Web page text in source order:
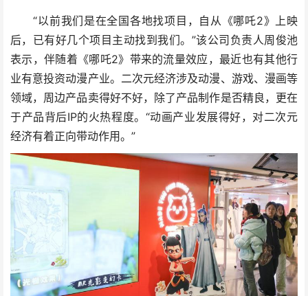
“以前我们是在全国各地找项目，自从《哪吒2》上映
后，已有好几个项目主动找到我们。”该公司负责人周俊池
表示，伴随着《哪吒2》带来的流量效应，最近也有其他行
业有意投资动漫产业。二次元经济涉及动漫、游戏、漫画等
领域，周边产品卖得好不好，除了产品制作是否精良，更在
于产品背后IP的火热程度。“动画产业发展得好，对二次元
经济有着正向带动作用。”